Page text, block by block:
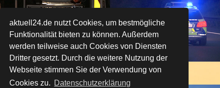
aktuell24.de nutzt Cookies, um bestmögliche
Funktionalität bieten zu können. Außerdem
werden teilweise auch Cookies von Diensten
Dritter gesetzt. Durch die weitere Nutzung der
Webseite stimmen Sie der Verwendung von
Cookies zu. Datenschutzerklärung